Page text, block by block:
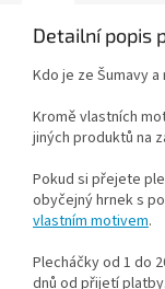
Detailní popis
Kdo je ze Šumavy
Kromě vlastních
jiných produktů na
Pokud si přejete
obyčejný hrnek s
vlastním motivem.
Plecháčky od 1 do
dnů od přijetí platby.